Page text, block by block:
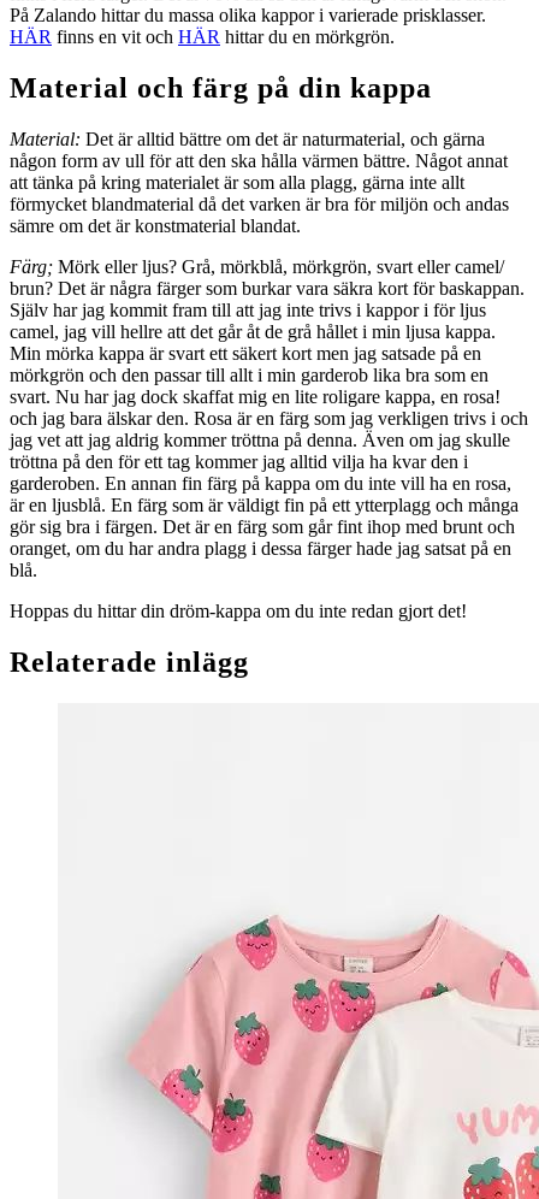
På Zalando hittar du massa olika kappor i varierade prisklasser.
HÄR finns en vit och HÄR hittar du en mörkgrön.
Material och färg på din kappa
Material: Det är alltid bättre om det är naturmaterial, och gärna
någon form av ull för att den ska hålla värmen bättre. Något annat
att tänka på kring materialet är som alla plagg, gärna inte allt
förmycket blandmaterial då det varken är bra för miljön och andas
sämre om det är konstmaterial blandat.
Färg; Mörk eller ljus? Grå, mörkblå, mörkgrön, svart eller camel/
brun? Det är några färger som burkar vara säkra kort för baskappan.
Själv har jag kommit fram till att jag inte trivs i kappor i för ljus
camel, jag vill hellre att det går åt de grå hållet i min ljusa kappa.
Min mörka kappa är svart ett säkert kort men jag satsade på en
mörkgrön och den passar till allt i min garderob lika bra som en
svart. Nu har jag dock skaffat mig en lite roligare kappa, en rosa!
och jag bara älskar den. Rosa är en färg som jag verkligen trivs i och
jag vet att jag aldrig kommer tröttna på denna. Även om jag skulle
tröttna på den för ett tag kommer jag alltid vilja ha kvar den i
garderoben. En annan fin färg på kappa om du inte vill ha en rosa,
är en ljusblå. En färg som är väldigt fin på ett ytterplagg och många
gör sig bra i färgen. Det är en färg som går fint ihop med brunt och
oranget, om du har andra plagg i dessa färger hade jag satsat på en
blå.
Hoppas du hittar din dröm-kappa om du inte redan gjort det!
Relaterade inlägg